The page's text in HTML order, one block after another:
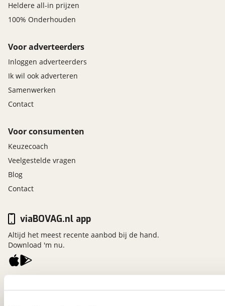
Heldere all-in prijzen
100% Onderhouden
Voor adverteerders
Inloggen adverteerders
Ik wil ook adverteren
Samenwerken
Contact
Voor consumenten
Keuzecoach
Veelgestelde vragen
Blog
Contact
viaBOVAG.nl app
Altijd het meest recente aanbod bij de hand.
Download 'm nu.